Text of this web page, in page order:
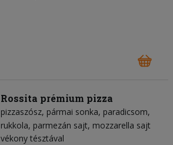
Rossita prémium pizza
pizzaszósz pármai sonka paradicsom
rukkola parmezán sajt mozzarella sajt
vékony tésztával